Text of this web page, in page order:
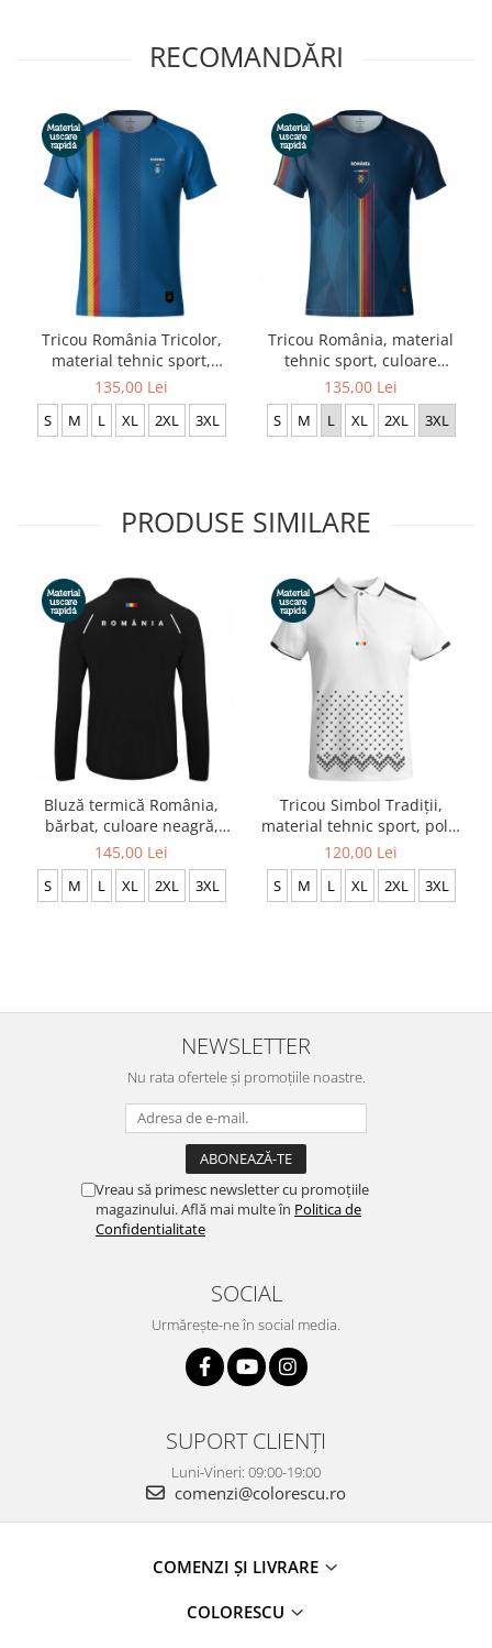
RECOMANDĂRI
Tricou România Tricolor,
material tehnic sport,
bărbat, culoare albastră,
CS31
135,00 Lei
S M L XL 2XL 3XL
Tricou România, material
tehnic sport, culoare
bleumarin, CS10
135,00 Lei
S M L XL 2XL 3XL
PRODUSE SIMILARE
Bluză termică România,
bărbat, culoare neagră,
material tehnic sport CS11
145,00 Lei
S M L XL 2XL 3XL
Tricou Simbol Tradiții,
material tehnic sport, polo,
bărbat, culoare albă, CS37
120,00 Lei
S M L XL 2XL 3XL
NEWSLETTER
Nu rata ofertele și promoțiile noastre.
Vreau să primesc newsletter cu promoțiile
magazinului. Află mai multe în Politica de
Confidentialitate
SOCIAL
Urmărește-ne în social media.
SUPORT CLIENȚI
Luni-Vineri: 09:00-19:00
comenzi@colorescu.ro
COMENZI ȘI LIVRARE
COLORESCU